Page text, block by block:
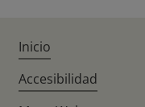
Inicio
Accesibilidad